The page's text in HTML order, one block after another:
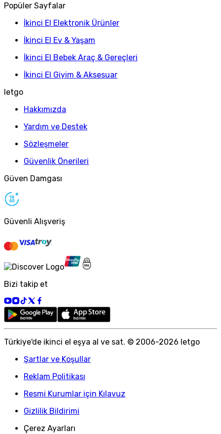
Popüler Sayfalar
İkinci El Elektronik Ürünler
İkinci El Ev & Yaşam
İkinci El Bebek Araç & Gereçleri
İkinci El Giyim & Aksesuar
letgo
Hakkımızda
Yardım ve Destek
Sözleşmeler
Güvenlik Önerileri
Güven Damgası
Güvenli Alışveriş
Bizi takip et
Türkiye'de ikinci el eşya al ve sat. © 2006-2026 letgo
Şartlar ve Koşullar
Reklam Politikası
Resmi Kurumlar için Kılavuz
Gizlilik Bildirimi
Çerez Ayarları